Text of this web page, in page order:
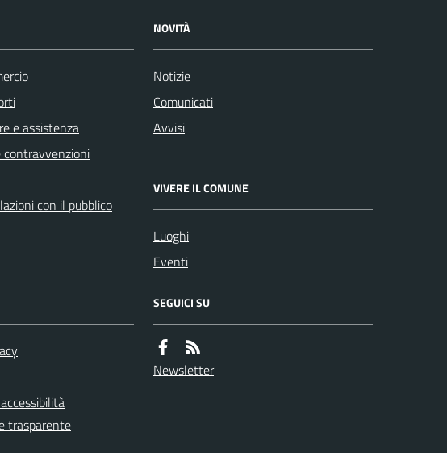
e assistenza
contravvenzioni
con il pubblico
NOVITÀ
Notizie
Comunicati
Avvisi
VIVERE IL COMUNE
Luoghi
Eventi
trasparente
SEGUICI SU
Newsletter